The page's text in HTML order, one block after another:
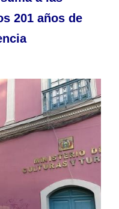
201 años de